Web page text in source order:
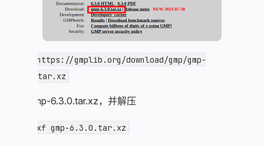
wget https://gmplib.org/download/gmp/gmp-
6.3.0.tar.xz
下载gmp-6.3.0.tar.xz，并解压
tar -xf gmp-6.3.0.tar.xz